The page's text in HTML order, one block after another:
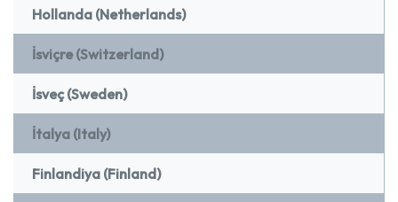
Hollanda (Netherlands)
İsviçre (Switzerland)
İsveç (Sweden)
İtalya (Italy)
Finlandiya (Finland)